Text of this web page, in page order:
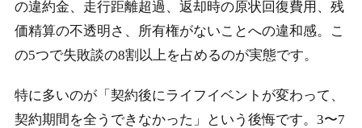
の違約金、走行距離超過、返却時の原状回復費用、残
価精算の不透明さ、所有権がないことへの違和感。こ
の5つで失敗談の8割以上を占めるのが実態です。
特に多いのが「契約後にライフイベントが変わって、
契約期間を全うできなかった」という後悔です。3〜7